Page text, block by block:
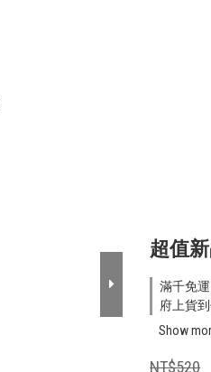
超值
滿千免運
府上貨
Show
NT$520